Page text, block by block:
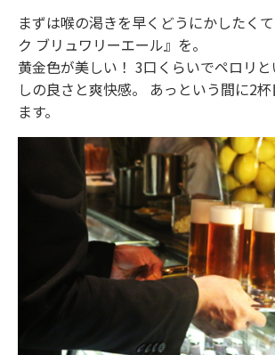
まずは喉の渇きを早くどうにかしたく
ク ブリュワリーエール』を。
黄金色が美しい！ 3口くらいでペロリ
しの良さと爽快感。 あっという間に2
ます。